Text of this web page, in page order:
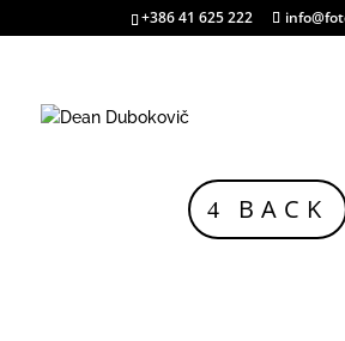
+386 41 625 222
BACK